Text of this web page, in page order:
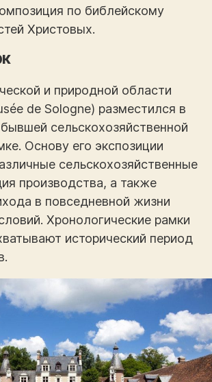
по библейскому
Христовых.
и природной области
de Sologne) разместился в
сельскохозяйственной
Основу его экспозиции
сельскохозяйственные
производства, а также
в повседневной жизни
Хронологические рамки
исторический период